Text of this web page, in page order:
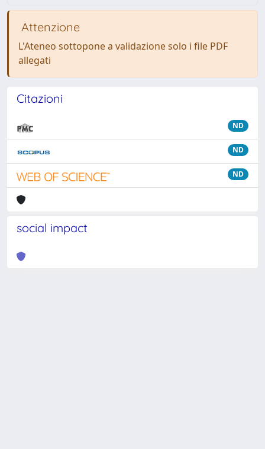
Attenzione
L'Ateneo sottopone a validazione solo i file PDF
allegati
Citazioni
ND
ND
ND
social impact